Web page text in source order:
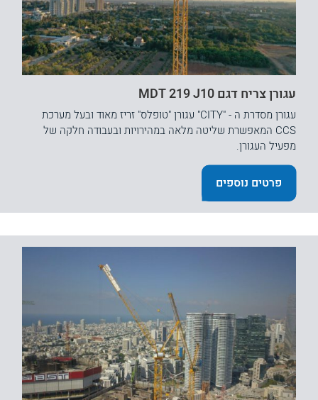
עגורן צריח דגם MDT 219 J10
עגורן מסדרת ה - "CITY" עגורן "טופלס" זריז מאוד ובעל מערכת
CCS המאפשרת שליטה מלאה במהירויות ובעבודה חלקה של
מפעיל העגורן.
פרטים נוספים